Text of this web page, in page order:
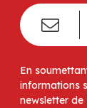
En
informations
newsletter